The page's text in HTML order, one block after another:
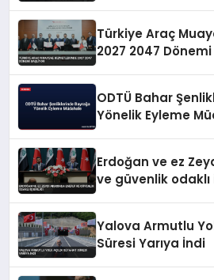
Türkiye Araç
2027 2047 Dönemi
ODTÜ Bahar
Yönelik Eyleme
Erdoğan ve ez
ve güvenlik odaklı
Yalova Armutlu
Süresi Yarıya İndi